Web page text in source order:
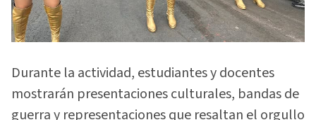
Durante la actividad, estudiantes y docentes
mostrarán presentaciones culturales, bandas de
guerra y representaciones que resaltan el orgullo